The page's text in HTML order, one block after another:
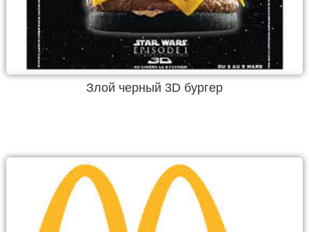
Злой черный 3D бургер